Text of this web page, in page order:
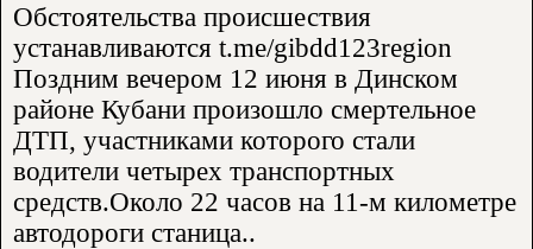
Обстоятельства происшествия
устанавливаются t.me/gibdd123region
Поздним вечером 12 июня в Динском
районе Кубани произошло смертельное
ДТП, участниками которого стали
водители четырех транспортных
средств.Около 22 часов на 11-м километре
автодороги станица..